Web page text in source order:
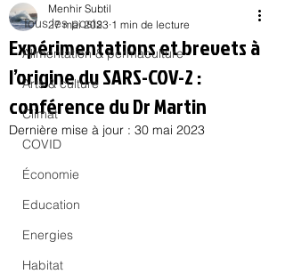
Tous les posts
Alimentation & permaculture
Arts & culture
Climat
COVID
Économie
Education
Energies
Habitat
Expérimentations et brevets à
l’origine du SARS-COV-2 :
conférence du Dr Martin
Menhir Subtil
27 mai 2023 1 min de lecture
Dernière mise à jour : 30 mai 2023